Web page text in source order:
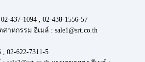
437-1094 , 02-438-1556-57
าหกรรม อีเมล์ : sale1@srt.co.th
, 02-622-7311-5